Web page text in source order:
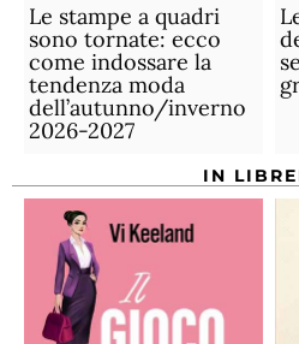
Le stampe a quadri
sono tornate: ecco
come indossare la
tendenza moda
dell’autunno/inverno
2026-2027
IN